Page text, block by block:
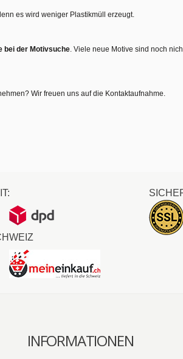
es wird weniger Plastikmüll erzeugt.
bei der Motivsuche. Viele neue Motive sind noch
Wir freuen uns auf die Kontaktaufnahme.
INFORMATIONEN